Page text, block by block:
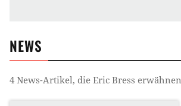
NEWS
4 News-Artikel, die Eric Bress erwähnen